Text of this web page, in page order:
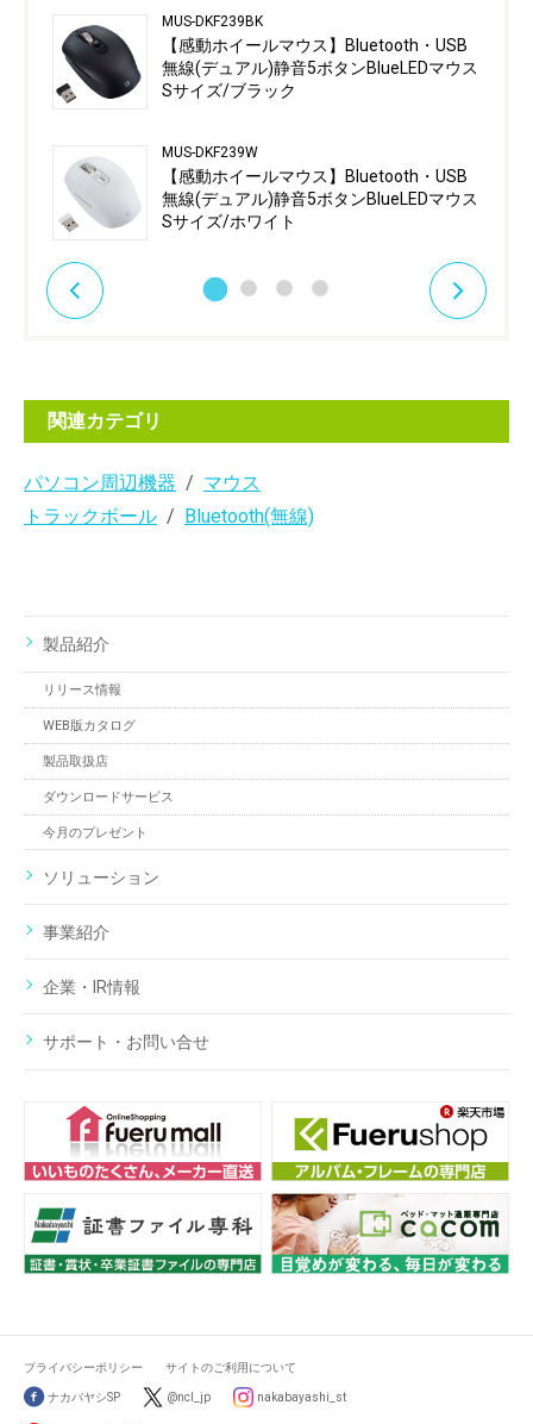
MUS-DKF239BK
【感動ホイールマウス】Bluetooth・USB
無線(デュアル)静音5ボタンBlueLEDマウス
Sサイズ/ブラック
MUS-DKF239W
【感動ホイールマウス】Bluetooth・USB
無線(デュアル)静音5ボタンBlueLEDマウス
Sサイズ/ホワイト
関連カテゴリ
パソコン周辺機器
マウス
トラックボール
Bluetooth(無線)
製品紹介
リリース情報
WEB版カタログ
製品取扱店
ダウンロードサービス
今月のプレゼント
ソリューション
事業紹介
企業・IR情報
サポート・お問い合せ
プライバシーポリシー サイトのご利用について
ナカバヤシSP @ncl_jp nakabayashi_st